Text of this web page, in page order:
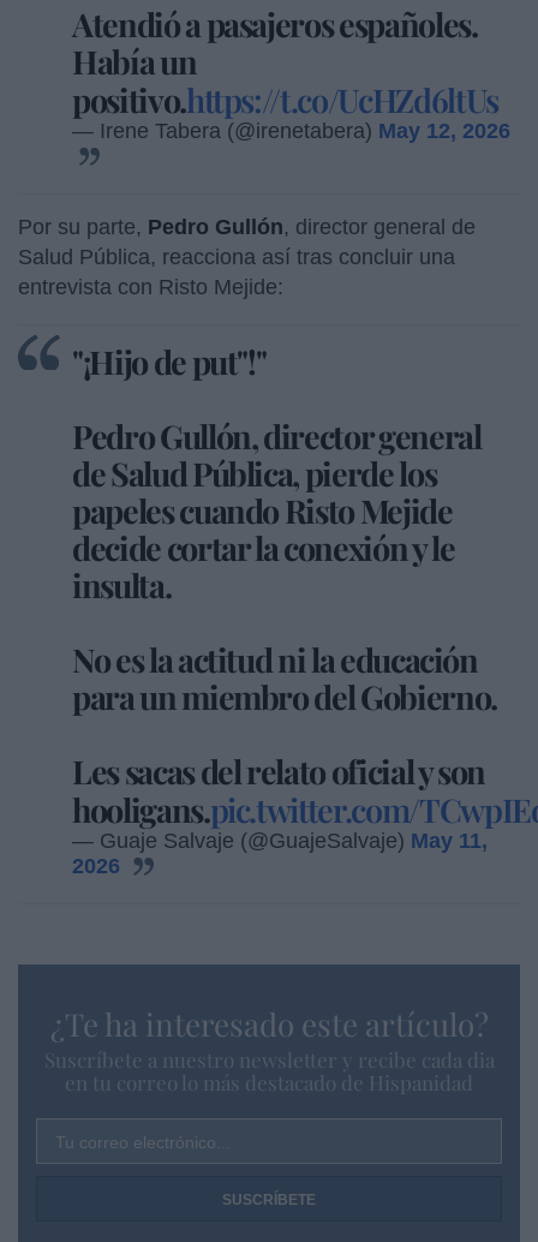
Atendió a pasajeros españoles.
Había un
positivo.https://t.co/UcHZd6ltUs
— Irene Tabera (@irenetabera) May 12, 2026
Por su parte, Pedro Gullón, director general de
Salud Pública, reacciona así tras concluir una
entrevista con Risto Mejide:
"¡Hijo de put"!"
Pedro Gullón, director general
de Salud Pública, pierde los
papeles cuando Risto Mejide
decide cortar la conexión y le
insulta.
No es la actitud ni la educación
para un miembro del Gobierno.
Les sacas del relato oficial y son
hooligans.pic.twitter.com/
— Guaje Salvaje (@GuajeSalvaje) May 11,
2026
¿Te ha interesado este artículo?
Suscríbete a nuestro newsletter y recibe cada dia
en tu correo lo más destacado de Hispanidad
Tu correo electrónico...